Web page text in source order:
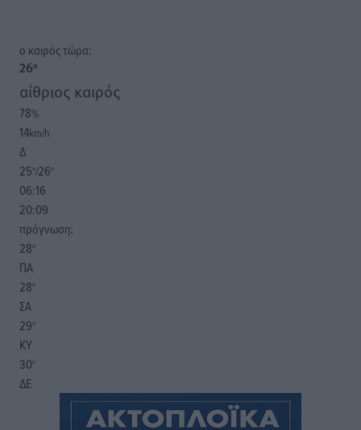
o καιρός τώρα:
26°
αίθριος καιρός
78%
14km/h
Δ
25°/26°
06:16
20:09
πρόγνωση:
28°
ΠΑ
28°
ΣΑ
29°
ΚΥ
30°
ΔΕ